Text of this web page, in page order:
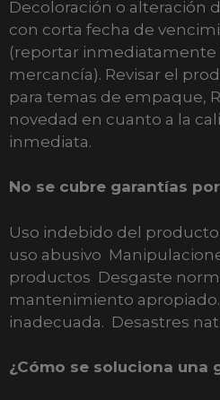
Decoloración o alteración
con corta fecha de
(reportar inmediatamente
mercancía). Revisar el
para temas de empaque,
novedad en cuanto a la
inmediata.
No se cubre garantías
Uso indebido del
uso abusivo
productos Desgaste
mantenimiento
inadecuada. Desastres
¿Cómo se soluciona una